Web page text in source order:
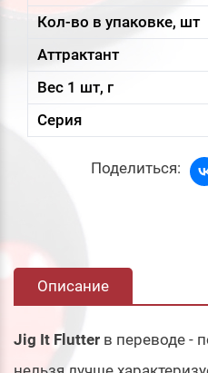
Кол-во в упаковке, шт
Аттрактант
Вес 1 шт, г
Серия
Поделиться:
Описание
Jig It Flutter в переводе -